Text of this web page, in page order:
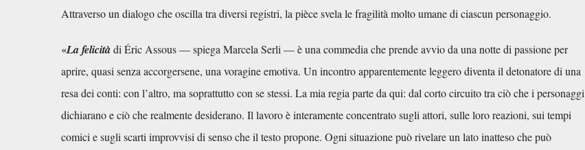
Attraverso un dialogo che oscilla tra diversi registri, la pièce svela le fragilità molto umane di ciascun personaggio.
«La felicitàdi Éric Assous — spiega Marcela Serli — è una commedia che prende avvio da una notte di passione per
aprire, quasi senza accorgersene, una voragine emotiva. Un incontro apparentemente leggero diventa il detonatore di una
resa dei conti: con l’altro, ma soprattutto con se stessi. La mia regia parte da qui: dal corto circuito tra ciò che i personaggi
dichiarano e ciò che realmente desiderano. Il lavoro è interamente concentrato sugli attori, sulle loro reazioni, sui tempi
comici e sugli scarti improvvisi di senso che il testo propone. Ogni situazione può rivelare un lato inatteso che può